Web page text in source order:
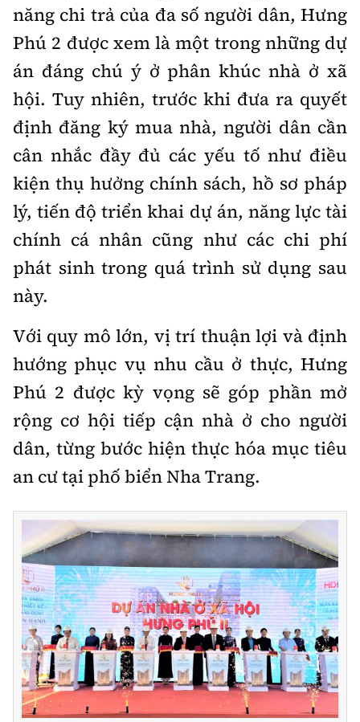
năng chi trả của đa số người dân, Hưng
Phú 2 được xem là một trong những dự
án đáng chú ý ở phân khúc nhà ở xã
hội. Tuy nhiên, trước khi đưa ra quyết
định đăng ký mua nhà, người dân cần
cân nhắc đầy đủ các yếu tố như điều
kiện thụ hưởng chính sách, hồ sơ pháp
lý, tiến độ triển khai dự án, năng lực tài
chính cá nhân cũng như các chi phí
phát sinh trong quá trình sử dụng sau
này.
Với quy mô lớn, vị trí thuận lợi và định
hướng phục vụ nhu cầu ở thực, Hưng
Phú 2 được kỳ vọng sẽ góp phần mở
rộng cơ hội tiếp cận nhà ở cho người
dân, từng bước hiện thực hóa mục tiêu
an cư tại phố biển Nha Trang.